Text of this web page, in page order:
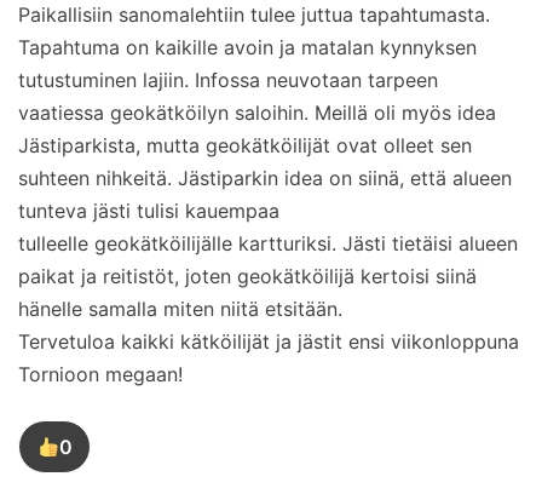
Paikallisiin sanomalehtiin tulee juttua tapahtumasta.
Tapahtuma on kaikille avoin ja matalan kynnyksen
tutustuminen lajiin. Infossa neuvotaan tarpeen
vaatiessa geokätköilyn saloihin. Meillä oli myös idea
Jästiparkista, mutta geokätköilijät ovat olleet sen
suhteen nihkeitä. Jästiparkin idea on siinä, että alueen
tunteva jästi tulisi kauempaa
tulleelle geokätköilijälle kartturiksi. Jästi tietäisi alueen
paikat ja reitistöt, joten geokätköilijä kertoisi siinä
hänelle samalla miten niitä etsitään.
Tervetuloa kaikki kätköilijät ja jästit ensi viikonloppuna
Tornioon megaan!
0
Tykkää
tästä